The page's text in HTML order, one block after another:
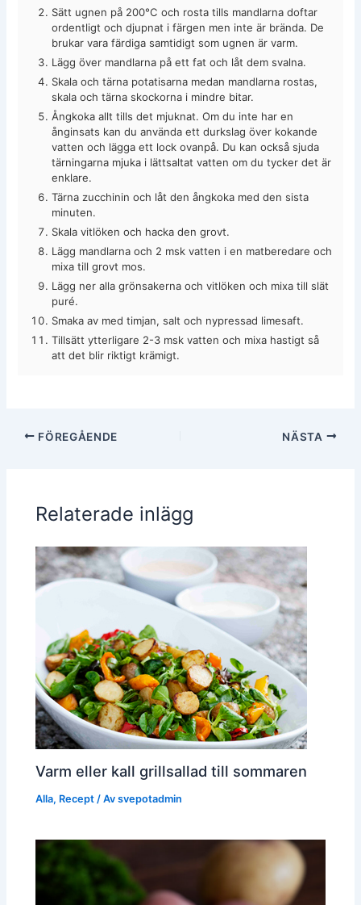
Sätt ugnen på 200°C och rosta tills mandlarna doftar
ordentligt och djupnat i färgen men inte är brända. De
brukar vara färdiga samtidigt som ugnen är varm.
Lägg över mandlarna på ett fat och låt dem svalna.
Skala och tärna potatisarna medan mandlarna rostas,
skala och tärna skockorna i mindre bitar.
Ångkoka allt tills det mjuknat. Om du inte har en
ånginsats kan du använda ett durkslag över kokande
vatten och lägga ett lock ovanpå. Du kan också sjuda
tärningarna mjuka i lättsaltat vatten om du tycker det är
enklare.
Tärna zucchinin och låt den ångkoka med den sista
minuten.
Skala vitlöken och hacka den grovt.
Lägg mandlarna och 2 msk vatten i en matberedare och
mixa till grovt mos.
Lägg ner alla grönsakerna och vitlöken och mixa till slät
puré.
Smaka av med timjan, salt och nypressad limesaft.
Tillsätt ytterligare 2-3 msk vatten och mixa hastigt så
att det blir riktigt krämigt.
FÖREGÅENDE NÄSTA
Relaterade inlägg
Varm eller kall grillsallad till sommaren
Alla, Recept / Avsvepotadmin